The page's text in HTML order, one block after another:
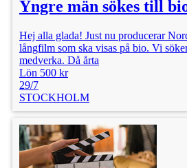
Yngre män sökes till
Hej alla glada! Just nu producerar
långfilm som ska visas på bio. Vi
medverka. Då årta
Lön 500 kr
29/7
STOCKHOLM